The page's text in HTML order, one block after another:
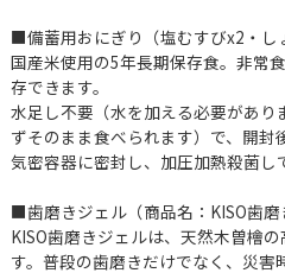
■備蓄用おにぎり（塩むすびx2・し
国産米使用の5年長期保存食。非常
存できます。
水足し不要（水を加える必要があ
ずそのまま食べられます）で、開封
気密容器に密封し、加圧加熱殺菌し
■歯磨きジェル（商品名：KISO歯磨
KISO⻭磨きジェルは、天然⽊曽檜
す。普段の⻭磨きだけでなく、災害